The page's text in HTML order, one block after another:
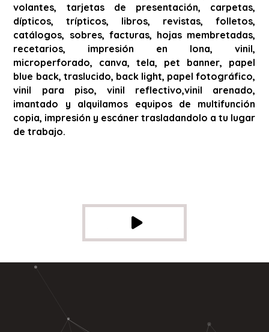
volantes, tarjetas de presentación, carpetas,
dípticos, trípticos, libros, revistas, folletos,
catálogos, sobres, facturas, hojas membretadas,
recetarios, impresión en lona, vinil,
microperforado, canva, tela, pet banner, papel
blue back, traslucido, back light, papel fotográfico,
vinil para piso, vinil reflectivo,vinil arenado,
imantado y alquilamos equipos de multifunción
copia, impresión y escáner trasladandolo a tu lugar
de trabajo.